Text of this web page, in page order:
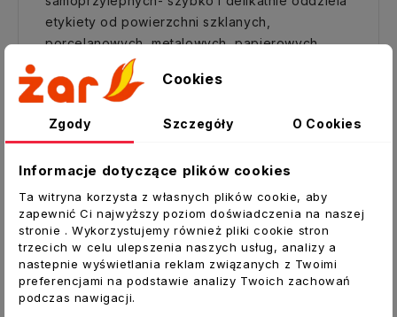
etykiety od powierzchni szklanych,
porcelanowych, metalowych, papierowych,
kartonowych, drewnianych i innych- łatwo
usuwa naturalne tłuszcze, żywicę, odciski
palców
Zastosowanie:
- idealnie wszędzie tam gdzie trudno usun? ć
pozostałości:sprzęt biurowy, informatyczny,
maszyny do etykietowania, opakowania, sprzęt
AGD, wszelkie plastiki (oprócz polistyrenu),
papier- łagodny dla czyszczonych powierzchni
Sposób użycia:
Cookies
Zgody Szczegóły O Cookies
Informacje dotyczące plików cookies
Ta witryna korzysta z własnych plików cookie, aby
zapewnić Ci najwyższy poziom doświadczenia na naszej
stronie . Wykorzystujemy również pliki cookie stron
trzecich w celu ulepszenia naszych usług, analizy a
nastepnie wyświetlania reklam związanych z Twoimi
preferencjami na podstawie analizy Twoich zachowań
podczas nawigacji.